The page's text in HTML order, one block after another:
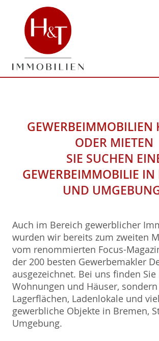
GEWERBEIMMOBILIEN
ODER MIETEN
SIE SUCHEN
GEWERBEIMMOBILIE IN
UND
Auch im Bereich gewerblicher
wurden wir bereits zum zweiten
vom renommierten Focus-
der 200 besten Gewerbemakler
ausgezeichnet. Bei uns finden
Wohnungen und Häuser,
Lagerflächen, Ladenlokale und
gewerbliche Objekte in Bremen,
Umgebung.